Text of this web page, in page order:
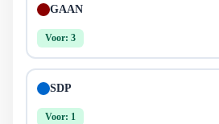
GAAN
Voor: 3
SDP
Voor: 1